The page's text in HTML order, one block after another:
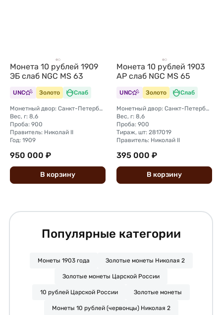
Монета 10 рублей 1909
ЭБ слаб NGC MS 63
UNC Золото Слаб
Монетный двор: Санкт-Петербургский монетный двор
Вес, г: 8,6
Проба: 900
Правитель: Николай II
Год: 1909
950 000 ₽
В корзину
Монета 10 рублей 1903
АР слаб NGC MS 65
UNC Золото Слаб
Монетный двор: Санкт-Петербургский монетный двор
Вес, г: 8,6
Проба: 900
Тираж, шт: 2817019
Правитель: Николай II
395 000 ₽
В корзину
Популярные категории
Монеты 1903 года Золотые монеты Николая 2
Золотые монеты Царской России
10 рублей Царской России Золотые монеты
Монеты 10 рублей (червонцы) Николая 2